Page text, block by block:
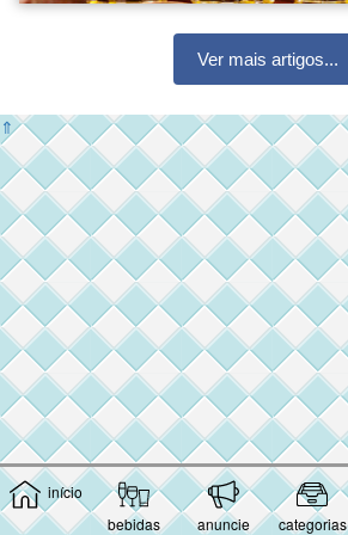
início
bebidas
anuncie categorias
Ver mais artigos...
⇑